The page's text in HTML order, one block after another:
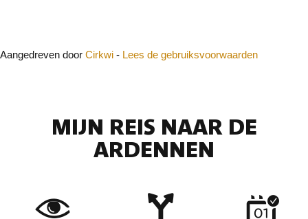
Aangedreven door Cirkwi - Lees de gebruiksvoorwaarden
MIJN REIS NAAR DE
ARDENNEN